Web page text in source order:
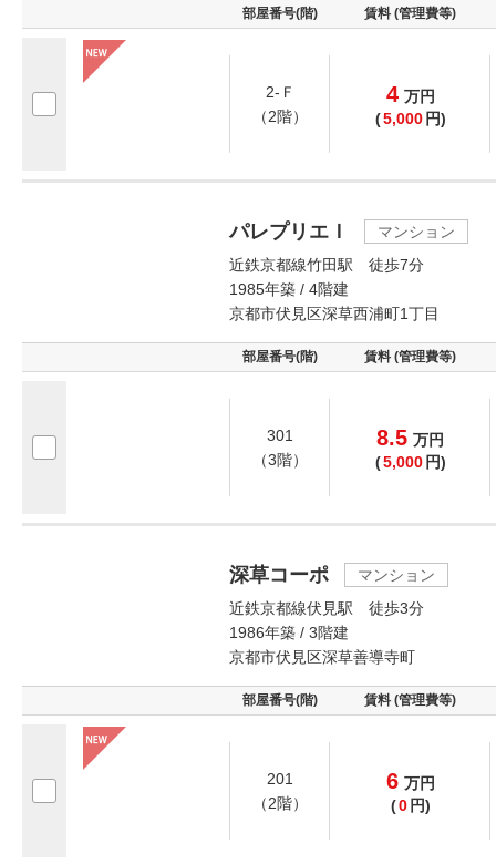
部屋番号(階) 賃料 (管理費等)
2-Ｆ
（2階）
4 万円
(5,000 円)
パレプリエＩ
マンション
近鉄京都線竹田駅 徒歩7分
1985年築 / 4階建
京都市伏見区深草西浦町1丁目
部屋番号(階) 賃料 (管理費等)
301
（3階）
8.5 万円
(5,000 円)
深草コーポ
マンション
近鉄京都線伏見駅 徒歩3分
1986年築 / 3階建
京都市伏見区深草善導寺町
部屋番号(階) 賃料 (管理費等)
201
（2階）
6 万円
(0 円)